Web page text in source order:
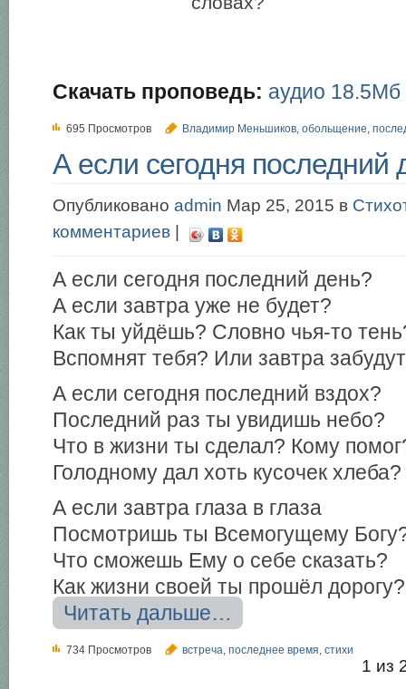
Скачать проповедь: аудио 18.5Мб
695 Просмотров Владимир Меньшиков, обольщение,
А если сегодня последний
Опубликовано admin Мар 25, 2015 в
комментариев |
А если сегодня последний день?
А если завтра уже не будет?
Как ты уйдёшь? Словно чья-то
Вспомнят тебя? Или завтра
А если сегодня последний вздох?
Последний раз ты увидишь небо?
Что в жизни ты сделал? Кому
Голодному дал хоть кусочек хлеба?
А если завтра глаза в глаза
Посмотришь ты Всемогущему
Что сможешь Ему о себе сказать?
Как жизни своей ты прошёл дорогу?
Читать дальше…
734 Просмотров встреча, последнее время, стихи
1 из